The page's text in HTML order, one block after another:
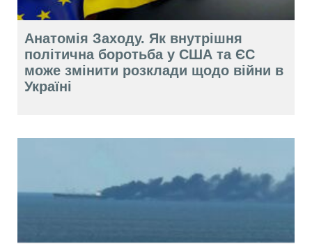
Анатомія Заходу. Як внутрішня
політична боротьба у США та ЄС
може змінити розклади щодо війни в
Україні